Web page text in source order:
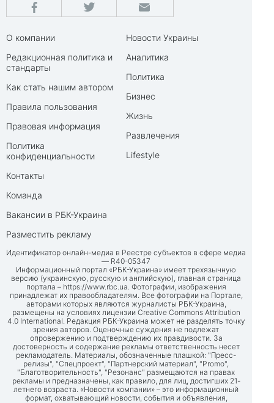
О компании
Редакционная политика и
стандарты
Как стать нашим автором
Правила пользования
Правовая информация
Политика
конфиденциальности
Контакты
Команда
Вакансии в РБК-Украина
Разместить рекламу
Новости Украины
Аналитика
Политика
Бизнес
Жизнь
Развлечения
Lifestyle
Идентификатор онлайн-медиа в Реестре субъектов в сфере медиа
— R40-05347
Информационный портал «РБК-Украина» имеет трехязычную
версию (украинскую, русскую и английскую), главная страница
портала – https://www.rbc.ua. Фотографии, изображения
принадлежат их правообладателям. Все фотографии на Портале,
авторами которых являются журналисты РБК-Украина,
размещены на условиях лицензии Creative Commons Attribution
4.0 International. Редакция РБК-Украина может не разделять точку
зрения авторов. Оценочные суждения не подлежат
опровержению и подтверждению их правдивости. За
достоверность и содержание рекламы ответственность несет
рекламодатель. Материалы, обозначенные плашкой: "Пресс-
релизы", "Спецпроект", "Партнерский материал", "Promo",
"Благотворительность", "Резонанс" размещаются на правах
рекламы и предназначены, как правило, для лиц, достигших 21-
летнего возраста. «Новости компании» – это информационный
формат, охватывающий новости, события и объявления,